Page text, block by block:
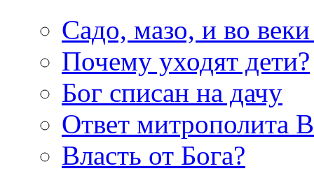
Садо, мазо, и во веки
Почему уходят дети?
Бог списан на дачу
Ответ митрополита
Власть от Бога?